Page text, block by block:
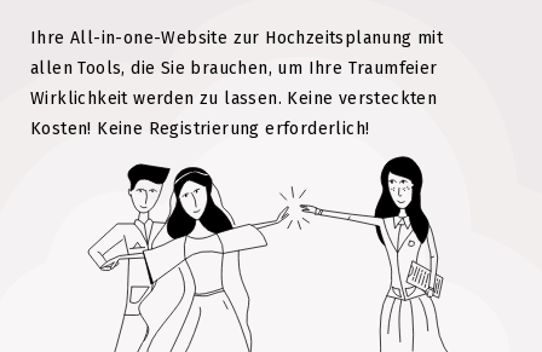
Ihre All-in-one-Website zur Hochzeitsplanung mit
allen Tools, die Sie brauchen, um Ihre Traumfeier
Wirklichkeit werden zu lassen. Keine versteckten
Kosten! Keine Registrierung erforderlich!